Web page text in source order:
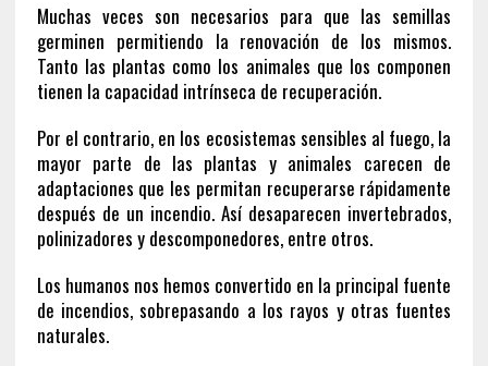
Muchas veces son necesarios para que las semillas
germinen permitiendo la renovación de los mismos.
Tanto las plantas como los animales que los componen
tienen la capacidad intrínseca de recuperación.
Por el contrario, en los ecosistemas sensibles al fuego, la
mayor parte de las plantas y animales carecen de
adaptaciones que les permitan recuperarse rápidamente
después de un incendio. Así desaparecen invertebrados,
polinizadores y descomponedores, entre otros.
Los humanos nos hemos convertido en la principal fuente
de incendios, sobrepasando a los rayos y otras fuentes
naturales.